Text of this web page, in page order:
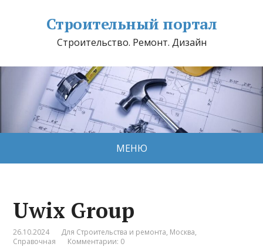
Строительный портал
Строительство. Ремонт. Дизайн
МЕНЮ
Uwix Group
26.10.2024 Для Строительства и ремонта, Москва,
Справочная
Комментарии: 0